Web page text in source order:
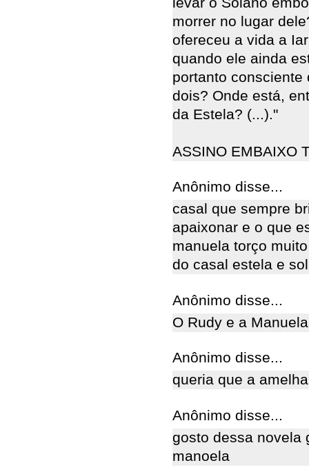
morrer no lugar
ofereceu a vida a
quando ele ainda
portanto
dois? Onde está,
da Estela? (...)."
ASSINO EMBAIXO
Anônimo disse...
casal que sempre
apaixonar e o que
manuela torço
do casal estela e
Anônimo disse...
O Rudy e a
Anônimo disse...
queria que a
Anônimo disse...
gosto dessa novela
manoela